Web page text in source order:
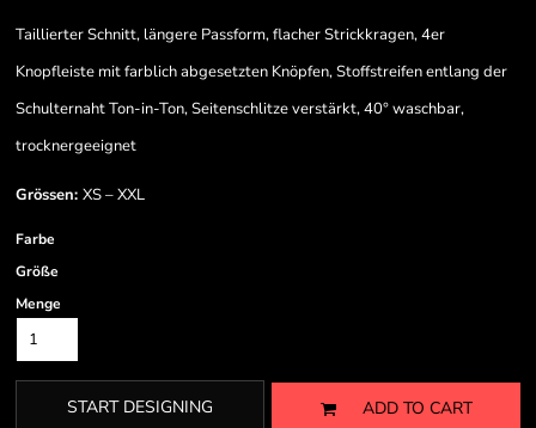
Taillierter Schnitt, längere Passform, flacher Strickkragen, 4er
Knopfleiste mit farblich abgesetzten Knöpfen, Stoffstreifen entlang der
Schulternaht Ton-in-Ton, Seitenschlitze verstärkt, 40° waschbar,
trocknergeeignet
Grössen: XS – XXL
Farbe
Größe
Menge
START DESIGNING ADD TO CART